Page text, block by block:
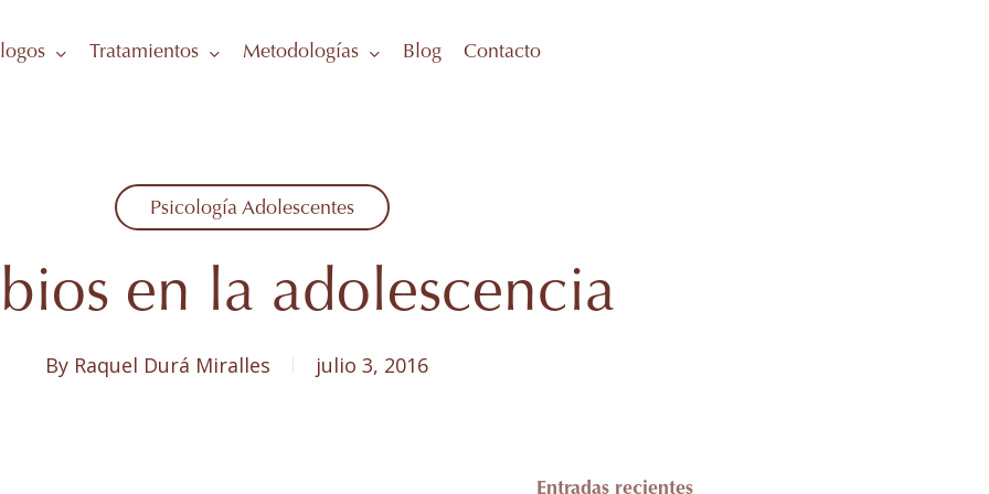
Tratamientos Metodologías Blog Contacto
Psicología Adolescentes
en la adolescencia
By Raquel Durá Miralles julio 3, 2016
Entradas recientes